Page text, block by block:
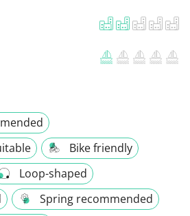
Bike friendly
Loop-shaped
Spring recommended